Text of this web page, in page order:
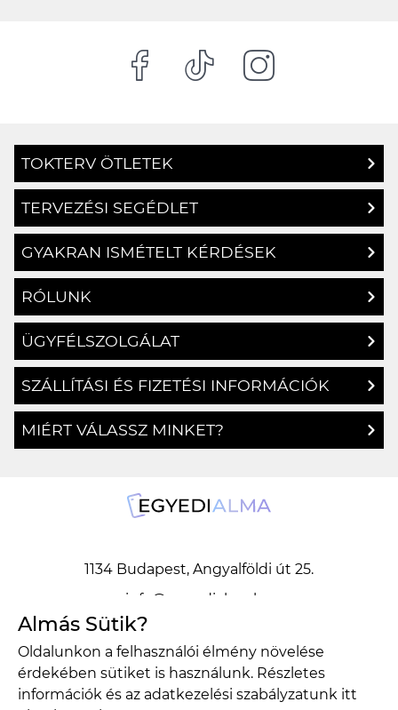
TOKTERV ÖTLETEK
TERVEZÉSI SEGÉDLET
GYAKRAN ISMÉTELT KÉRDÉSEK
RÓLUNK
ÜGYFÉLSZOLGÁLAT
SZÁLLÍTÁSI ÉS FIZETÉSI INFORMÁCIÓK
MIÉRT VÁLASSZ MINKET?
1134 Budapest, Angyalföldi út 25.
info@egyedialma.hu
1134 Budapest, Angyalföldi út 25.
info@egyedialma.hu
Almás Sütik?
Oldalunkon a felhasználói élmény növelése
érdekében sütiket is használunk. Részletes
információk és az adatkezelési szabályzatunk itt